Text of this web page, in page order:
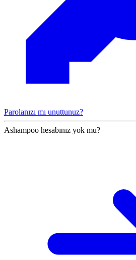
Parolanızı mı unuttunuz?
Ashampoo hesabınız yok mu?